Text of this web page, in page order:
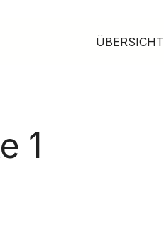
ÜBERSICHT
1